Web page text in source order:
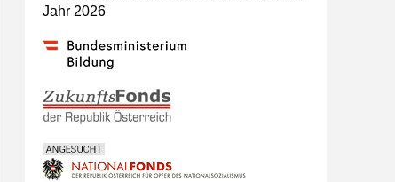
Jahr 2026